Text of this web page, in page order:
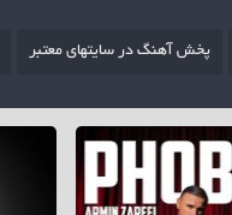
پخش آهنگ در سایتهای معتبر